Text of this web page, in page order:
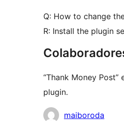
Q: How to change
R: Install the plugin
“Thank Money
plugin.
Colaboradores
maiboroda